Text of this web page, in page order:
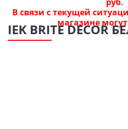
В связи с текущей
магазине
IEK BRITE